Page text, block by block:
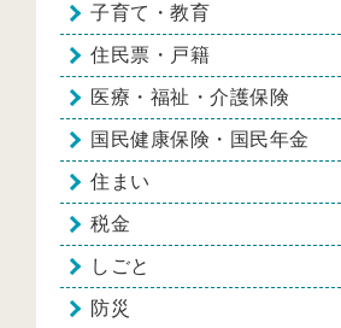
子育て・教育
住民票・戸籍
医療・福祉・介護保険
国民健康保険・国民年金
住まい
税金
しごと
防災